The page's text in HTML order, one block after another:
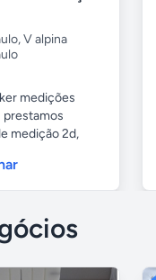
,V alpina
medições
prestamos
medição 2d,